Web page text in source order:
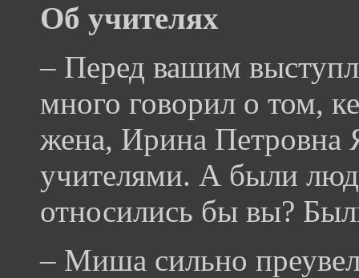
Об учителях
– Перед вашим
много говорил о том,
жена, Ирина Петровна
учителями. А были
относились бы вы?
– Миша сильно